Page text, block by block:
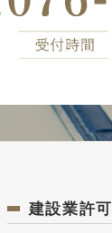
建設業許可